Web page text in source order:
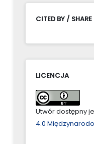
CITED BY / SHARE
LICENCJA
Utwór dostępny
4.0